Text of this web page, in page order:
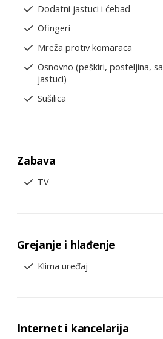
Dodatni jastuci i ćebad
Ofingeri
Mreža protiv komaraca
Osnovno (peškiri, posteljina,
jastuci)
Sušilica
Zabava
TV
Grejanje i hlađenje
Klima uređaj
Internet i kancelarija